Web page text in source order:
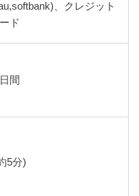
、クレジット
ド
間
5分)